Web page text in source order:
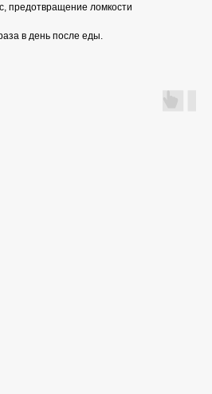
предотвращение ломкости
в день после еды.